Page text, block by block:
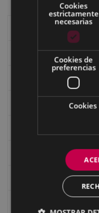
Revista "Eibar"
Revista "Gure Herria"
Cookies
estrictamente
necesarias
Cookies de
preferencias